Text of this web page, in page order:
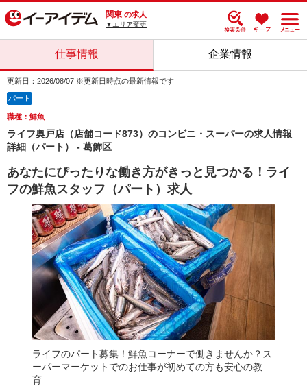
関東 の求人
▼エリア変更
仕事情報 企業情報
更新日：2026/08/07 ※更新日時点の最新情報です
パート
職種：鮮魚
ライフ奥戸店（店舗コード873）のコンビニ・スーパーの求人情報
詳細（パート） - 葛飾区
あなたにぴったりな働き方がきっと見つかる！ライ
フの鮮魚スタッフ（パート）求人
ライフのパート募集！鮮魚コーナーで働きませんか？ス
ーパーマーケットでのお仕事が初めての方も安心の教
育...